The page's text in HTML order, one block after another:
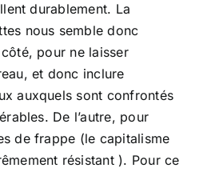
durablement. La
nous semble donc
pour ne laisser
et donc inclure
auxquels sont confrontés
De l’autre, pour
de frappe (le capitalisme
résistant ). Pour ce